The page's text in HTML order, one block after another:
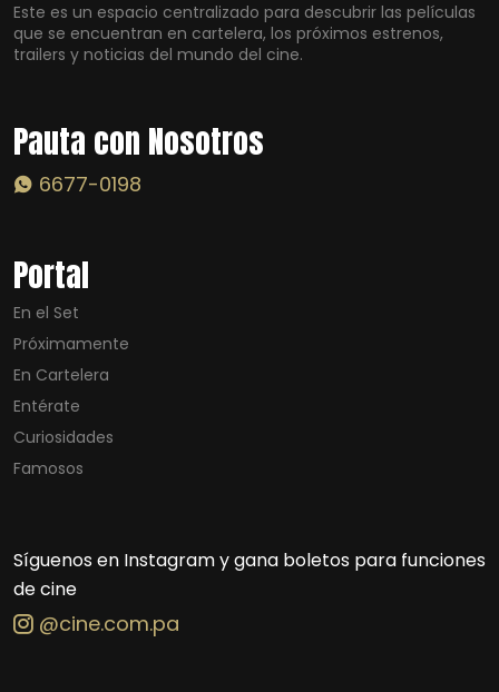
Este es un espacio centralizado para descubrir las películas
que se encuentran en cartelera, los próximos estrenos,
trailers y noticias del mundo del cine.
Pauta con Nosotros
6677-0198
Portal
En el Set
Próximamente
En Cartelera
Entérate
Curiosidades
Famosos
Síguenos en Instagram y gana boletos para funciones
de cine
@cine.com.pa